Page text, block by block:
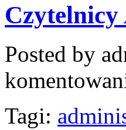
Posted by
Tagi: